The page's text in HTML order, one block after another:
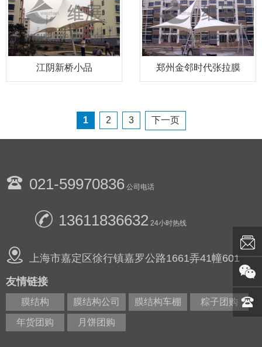
江阴新桥小品 郑州金邻时代张拉膜
1 2 3 下一页
021-59970836 公司电话
13611836632 24小时热线
上海市嘉定区徐行镇嘉罗公路1661弄41幢601
友情链接
膜结构 膜结构公司 膜结构车棚 粽子团购
年货团购 月饼团购